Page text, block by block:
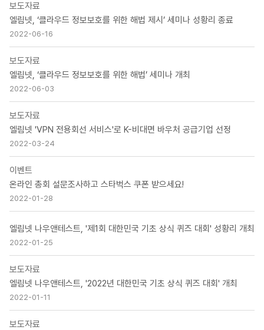
보도자료
엘림넷, ‘클라우드 정보보호를 위한 해법 제시’ 세미나 성황리 종료
2022-06-16
보도자료
엘림넷, ‘클라우드 정보보호를 위한 해법’ 세미나 개최
2022-06-03
보도자료
엘림넷 'VPN 전용회선 서비스'로 K-비대면 바우처 공급기업 선정
2022-03-24
이벤트
온라인 총회 설문조사하고 스타벅스 쿠폰 받으세요!
2022-01-28
엘림넷 나우앤테스트, '제1회 대한민국 기초 상식 퀴즈 대회' 성황리 개최
2022-01-25
보도자료
엘림넷 나우앤테스트, '2022년 대한민국 기초 상식 퀴즈 대회' 개최
2022-01-11
보도자료